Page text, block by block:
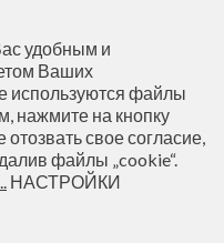
удобным и
Ваших
используются файлы
нажмите на кнопку
свое согласие,
файлы „cookie“.
НАСТРОЙКИ